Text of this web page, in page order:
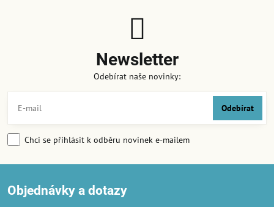
Newsletter
Odebírat naše novinky:
Odebírat
Chci se přihlásit k odběru novinek e-mailem
Objednávky a dotazy